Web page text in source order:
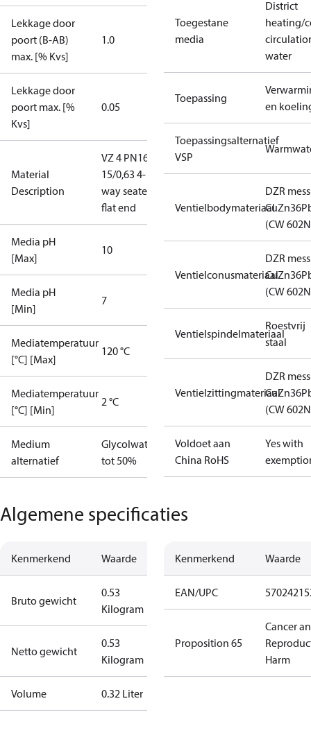
Lekkage door
poort (B-AB)
max. [% Kvs]
1.0
Lekkage door
poort max. [%
Kvs]
0.05
Material
Description
VZ 4 PN16
15/0,63 4-
way seated
flat end
Media pH
[Max]
10
Media pH
[Min]
7
Mediatemperatuur
[°C] [Max]
120 °C
Mediatemperatuur
[°C] [Min]
2 °C
Medium
alternatief
Glycolwater
tot 50%
Toegestane
media
District
heating/
water
Toepassing
en
Toepassingsalternatief
VSP
Ventielbodymateriaal
DZR
(CW
Ventielconusmateriaal
DZR
(CW
Ventielspindelmateriaal
Roestvrij
staal
Ventielzittingmateriaal
DZR
(CW
Voldoet aan
China RoHS
Yes with
Algemene specificaties
Kenmerkend Waarde
Bruto gewicht
0.53
Kilogram
Netto gewicht
0.53
Kilogram
Volume 0.32 Liter
Kenmerkend Waarde
EAN/UPC
Proposition 65
Cancer
Harm